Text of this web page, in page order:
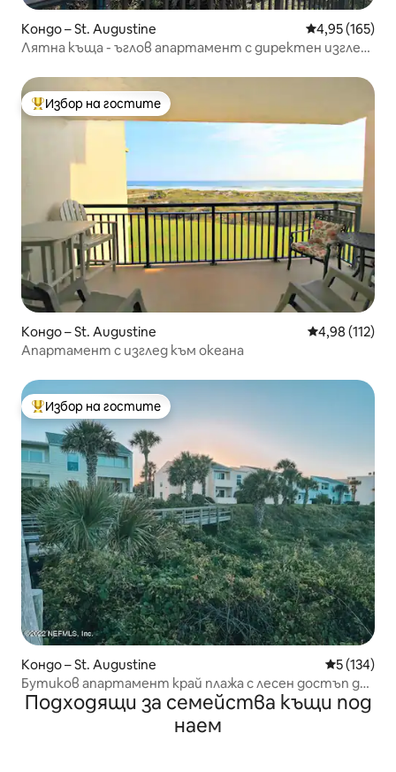
Кондо – St. Augustine Средна
4,95 (165)
Лятна къща - ъглов апартамент с директен изглед
Най-популярен избор на гостите
Избор на гостите
Кондо – St. Augustine Средна
4,98 (112)
Апартамент с изглед към океана
Най-популярен избор на гостите
Избор на гостите
Кондо – St. Augustine Средна
5 (134)
Бутиков апартамент край плажа с лесен достъп до
него
Подходящи за семейства къщи под
наем